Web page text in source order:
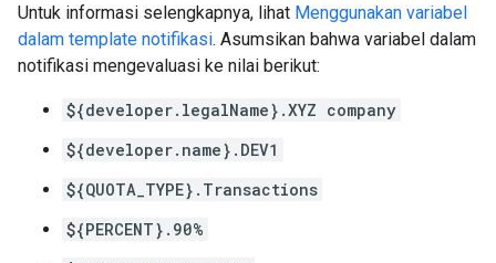
Untuk informasi selengkapnya, lihat Menggunakan variabel
dalam template notifikasi. Asumsikan bahwa variabel dalam
notifikasi mengevaluasi ke nilai berikut:
${developer.legalName}.XYZ company
${developer.name}.DEV1
${QUOTA_TYPE}.Transactions
${PERCENT}.90%